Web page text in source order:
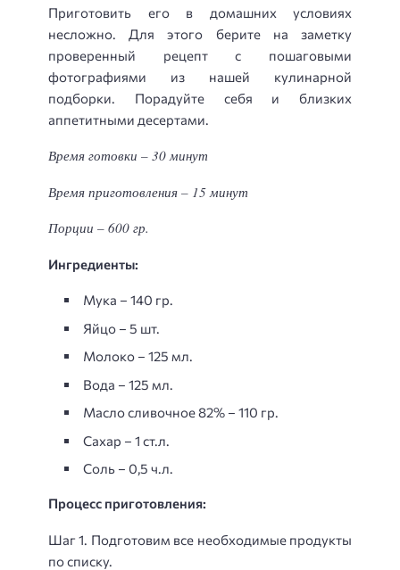
Приготовить его в домашних условиях
несложно. Для этого берите на заметку
проверенный рецепт с пошаговыми
фотографиями из нашей кулинарной
подборки. Порадуйте себя и близких
аппетитными десертами.
Время готовки – 30 минут
Время приготовления – 15 минут
Порции – 600 гр.
Ингредиенты:
Мука – 140 гр.
Яйцо – 5 шт.
Молоко – 125 мл.
Вода – 125 мл.
Масло сливочное 82% – 110 гр.
Сахар – 1 ст.л.
Соль – 0,5 ч.л.
Процесс приготовления:
Шаг 1. Подготовим все необходимые продукты
по списку.